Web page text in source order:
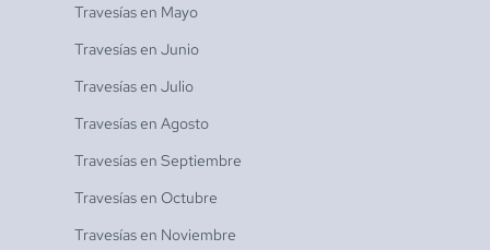
Travesías en Mayo
Travesías en Junio
Travesías en Julio
Travesías en Agosto
Travesías en Septiembre
Travesías en Octubre
Travesías en Noviembre